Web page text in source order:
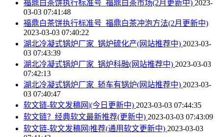
福鼎白茶饼执行标准号_福鼎白茶市场(2月更新中) 2023-
03-03 07:41:48
福鼎白茶饼执行标准号_福鼎白茶冲泡方法(2月更新中)
2023-03-03 07:40:22
湖北冷凝式锅炉厂家_锅炉硫化产(网站推荐中) 2023-03-
03 07:43:39
湖北冷凝式锅炉厂家_锅炉科融(网站推荐中) 2023-03-03
07:42:13
湖北冷凝式锅炉厂家_轿车有锅炉(网站推荐中) 2023-03-
03 07:40:47
软文链-软文发稿网|(今日更新中) 2023-03-03 07:44:35
软文链？经典软文最新推荐(更新中) 2023-03-03 07:43:09
软文链-软文发稿网|推荐(通用软文更新中) 2023-03-03